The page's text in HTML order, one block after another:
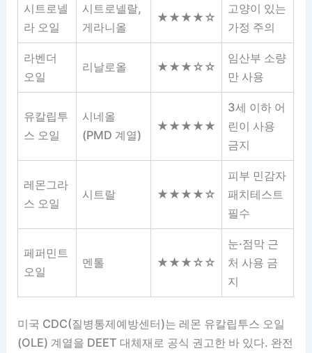
시트로넬
라 오일
시트로넬랄,
게라니올
★★★★☆
고양이 있는
가정 주의
라벤더
오일
리날로올 ★★★☆☆
임산부 소량
만 사용
유칼립투
스 오일
시네올
(PMD 계열)
★★★★★
3세 이하 어
린이 사용
금지
레몬그라
스 오일
시트랄 ★★★★☆
피부 민감자
패치테스트
필수
페퍼민트
오일
멘톨 ★★★☆☆
눈·점막 근
처 사용 금
지
미국 CDC(질병통제예방센터)는 레몬 유칼립투스 오일
(OLE) 계열을 DEET 대체재로 공식 권고한 바 있다. 완전